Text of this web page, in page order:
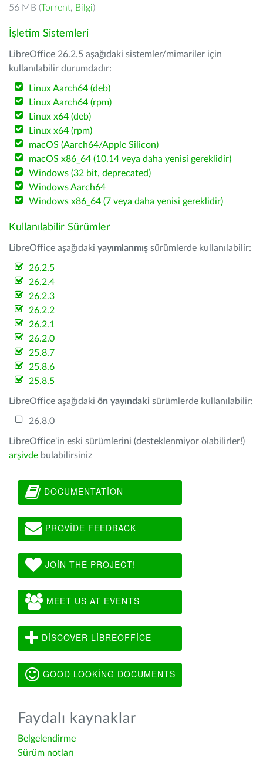
56 MB (Torrent, Bilgi)
İşletim Sistemleri
LibreOffice 26.2.5 aşağıdaki sistemler/mimariler için
kullanılabilir durumdadır:
Linux Aarch64 (deb)
Linux Aarch64 (rpm)
Linux x64 (deb)
Linux x64 (rpm)
macOS (Aarch64/Apple Silicon)
macOS x86_64 (10.14 veya daha yenisi gereklidir)
Windows (32 bit, deprecated)
Windows Aarch64
Windows x86_64 (7 veya daha yenisi gereklidir)
Kullanılabilir Sürümler
LibreOffice aşağıdaki yayımlanmış sürümlerde kullanılabilir:
26.2.5
26.2.4
26.2.3
26.2.2
26.2.1
26.2.0
25.8.7
25.8.6
25.8.5
LibreOffice aşağıdaki ön yayındaki sürümlerde kullanılabilir:
26.8.0
LibreOffice'in eski sürümlerini (desteklenmiyor olabilirler!)
arşivde bulabilirsiniz
DOCUMENTATION
PROVIDE FEEDBACK
JOIN THE PROJECT!
MEET US AT EVENTS
DISCOVER LIBREOFFICE
GOOD LOOKING DOCUMENTS
Faydalı kaynaklar
Belgelendirme
Sürüm notları